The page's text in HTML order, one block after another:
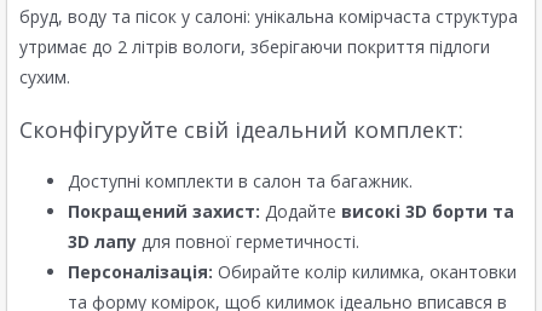
бруд, воду та пісок у салоні: унікальна комірчаста структура
утримає до 2 літрів вологи, зберігаючи покриття підлоги
сухим.
Сконфігуруйте свій ідеальний комплект:
Доступні комплекти в салон та багажник.
Покращений захист: Додайте високі 3D борти та
3D лапу для повної герметичності.
Персоналізація: Обирайте колір килимка, окантовки
та форму комірок, щоб килимок ідеально вписався в